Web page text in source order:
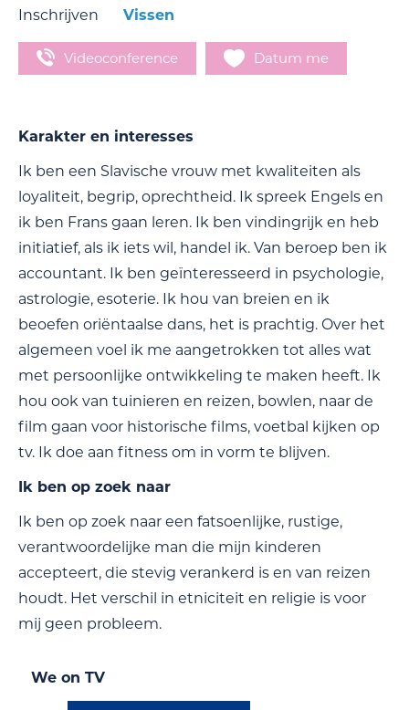
Inschrijven
Vissen
Videoconference Datum me
Karakter en interesses
Ik ben een Slavische vrouw met kwaliteiten als
loyaliteit, begrip, oprechtheid. Ik spreek Engels en
ik ben Frans gaan leren. Ik ben vindingrijk en heb
initiatief, als ik iets wil, handel ik. Van beroep ben ik
accountant. Ik ben geïnteresseerd in psychologie,
astrologie, esoterie. Ik hou van breien en ik
beoefen oriëntaalse dans, het is prachtig. Over het
algemeen voel ik me aangetrokken tot alles wat
met persoonlijke ontwikkeling te maken heeft. Ik
hou ook van tuinieren en reizen, bowlen, naar de
film gaan voor historische films, voetbal kijken op
tv. Ik doe aan fitness om in vorm te blijven.
Ik ben op zoek naar
Ik ben op zoek naar een fatsoenlijke, rustige,
verantwoordelijke man die mijn kinderen
accepteert, die stevig verankerd is en van reizen
houdt. Het verschil in etniciteit en religie is voor
mij geen probleem.
We on TV